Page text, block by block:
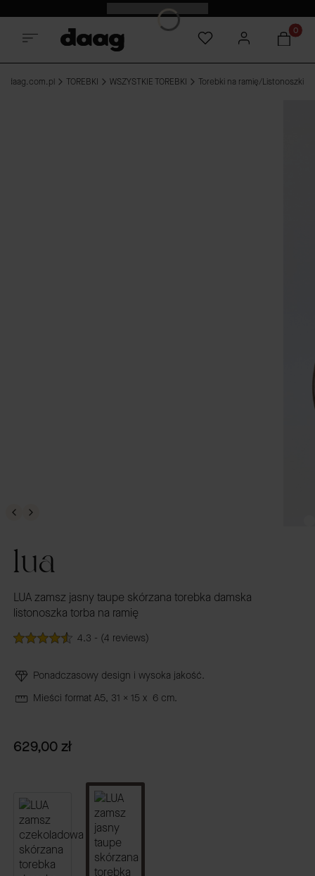
Odkryj nowości -15%
e-daag.com.pl TOREBKI WSZYSTKIE TOREBKI Torebki na ramię/Listonoszki
lua
LUA zamsz jasny taupe skórzana torebka damska
listonoszka torba na ramię
4.3 - (4 reviews)
Ponadczasowy design i wysoka jakość.
Mieści format A5, 31 x 15 x 6 cm.
Cena
629,00 zł